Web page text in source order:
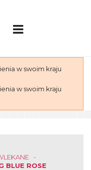
w swoim kraju
w swoim kraju
BLUE ROSE